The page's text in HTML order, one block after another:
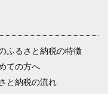
ふるさと納税の特徴
ての方へ
と納税の流れ